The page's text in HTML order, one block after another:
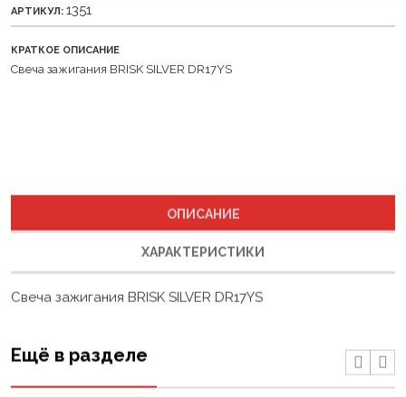
АРТИКУЛ: 1351
КРАТКОЕ ОПИСАНИЕ
Свеча зажигания BRISK SILVER DR17YS
ОПИСАНИЕ
ХАРАКТЕРИСТИКИ
Свеча зажигания BRISK SILVER DR17YS